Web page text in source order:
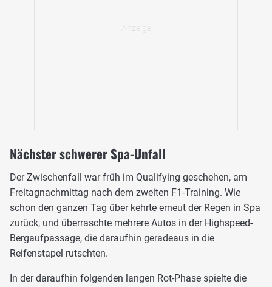
Nächster schwerer Spa-Unfall
Der Zwischenfall war früh im Qualifying geschehen, am
Freitagnachmittag nach dem zweiten F1-Training. Wie
schon den ganzen Tag über kehrte erneut der Regen in Spa
zurück, und überraschte mehrere Autos in der Highspeed-
Bergaufpassage, die daraufhin geradeaus in die
Reifenstapel rutschten.
In der daraufhin folgenden langen Rot-Phase spielte die